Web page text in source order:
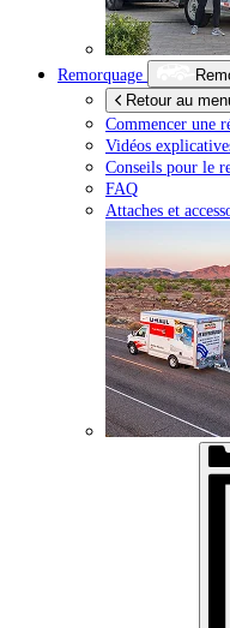
Remorquage
Retour au
Commencer une
Vidéos
Conseils pour le
FAQ
Attaches et